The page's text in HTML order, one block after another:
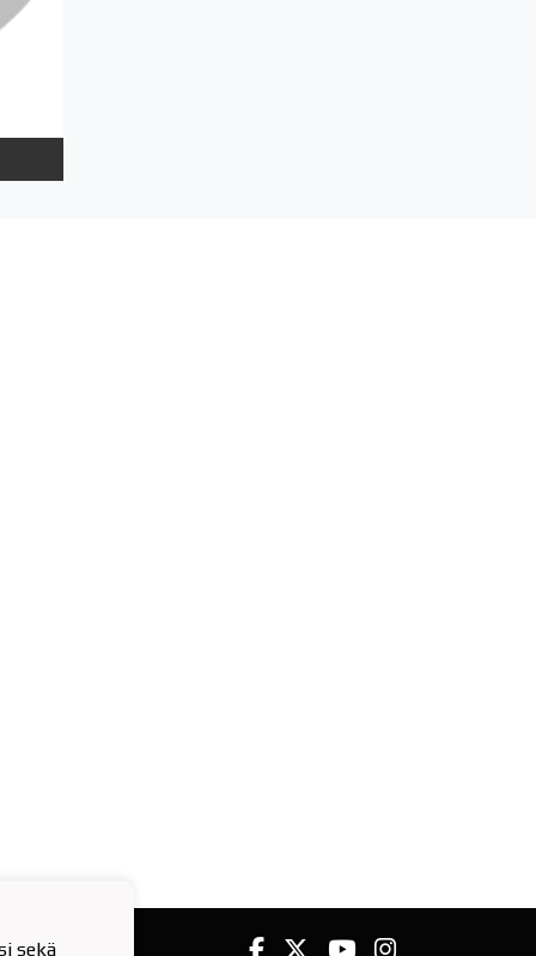
sekä